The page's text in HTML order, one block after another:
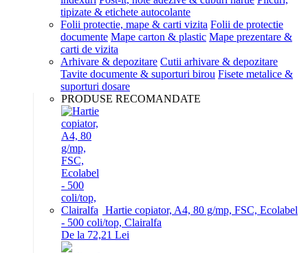
tipizate & etichete autocolante
Folii protectie, mape & carti vizita Folii de protectie
documente Mape carton & plastic Mape prezentare &
carti de vizita
Arhivare & depozitare Cutii arhivare & depozitare
Tavite documente & suporturi birou Fisete metalice &
suporturi dosare
PRODUSE RECOMANDATE
Hartie copiator, A4, 80 g/mp, FSC, Ecolabel
- 500 coli/top, Clairalfa
De la 72,21 Lei